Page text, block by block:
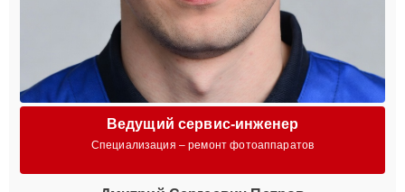
Ведущий сервис-инженер
Специализация – ремонт фотоаппаратов